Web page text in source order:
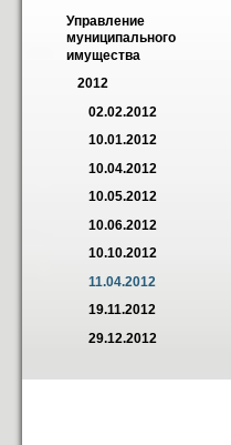
Управление
муниципального
имущества
2012
02.02.2012
10.01.2012
10.04.2012
10.05.2012
10.06.2012
10.10.2012
11.04.2012
19.11.2012
29.12.2012